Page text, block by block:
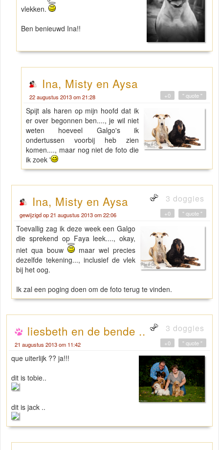
vlekken.
Ben benieuwd Ina!!
Ina, Misty en Aysa
22 augustus 2013 om 21:28 " quote "
+0
Spijt als haren op mijn hoofd dat ik
er over begonnen ben...., je wil niet
weten hoeveel Galgo's ik
ondertussen voorbij heb zien
komen...., maar nog niet de foto die
ik zoek '
Ina, Misty en Aysa 3 doggies
gewijzigd op 21 augustus 2013 om 22:06 " quote "
+0
Toevallig zag ik deze week een Galgo
die sprekend op Faya leek...., okay,
niet qua bouw
maar wel precies
dezelfde tekening..., inclusief de vlek
bij het oog.
Ik zal een poging doen om de foto terug te vinden.
liesbeth en de bende .. 3 doggies
21 augustus 2013 om 11:42 " quote "
+0
que uiterlijk ?? ja!!!
dit is tobie..
dit is jack ..